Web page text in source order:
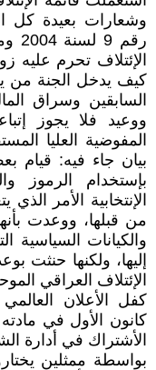
وشعارات بعيدة كل
الإئتلاف تحرم عليه
كيف يدخل الجنة من
السابقين وسراق
ووعيد فلا يجوز
المفوضية العليا
بيان جاء فيه: قيام
بإستخدام الرموز
الإنتخابية الأمر
من قبلها، ووعدت
والكيانات السياسية
إليها، ولكنها حنثت
الإئتلاف العراقي
الأشتراك في أدارة